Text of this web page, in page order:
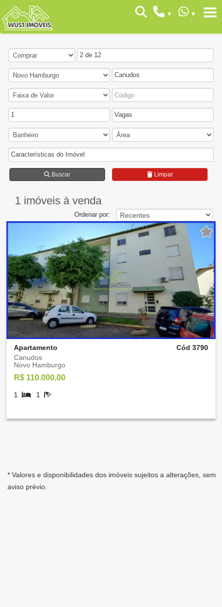
2 de 12
Canudos
1 Vagas
Características do Imóvel
Buscar Limpar
1 imóveis à venda
Ordenar por:
Apartamento
Cód 3790
Canudos
Novo Hamburgo
R$ 110.000,00
1 1
* Valores e disponibilidades dos imóveis sujeitos a alterações, sem
aviso prévio.